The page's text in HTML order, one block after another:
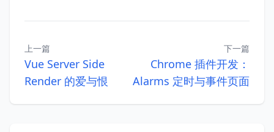
上一篇
Vue Server Side
Render 的爱与恨
下一篇
Chrome 插件开发：
Alarms 定时与事件页面